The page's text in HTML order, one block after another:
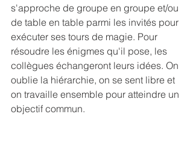
s'approche de groupe en groupe et/ou
de table en table parmi les invités pour
exécuter ses tours de magie. Pour
résoudre les énigmes qu'il pose, les
collègues échangeront leurs idées. On
oublie la hiérarchie, on se sent libre et
on travaille ensemble pour atteindre un
objectif commun.